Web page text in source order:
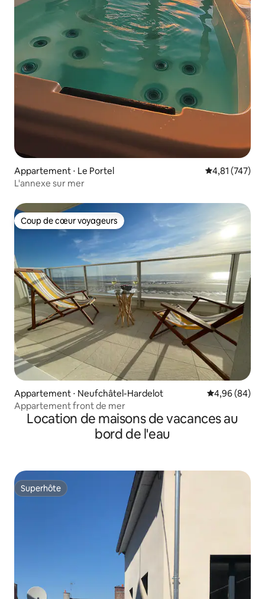
Appartement ⋅ Le Portel Évaluation
4,81 (747)
L'annexe sur mer
Coup de cœur voyageurs
Coup de cœur voyageurs
Appartement ⋅ Neufchâtel-Hardelot Évaluation
4,96 (84)
Appartement front de mer
Location de maisons de vacances au
bord de l'eau
Superhôte
Superhôte